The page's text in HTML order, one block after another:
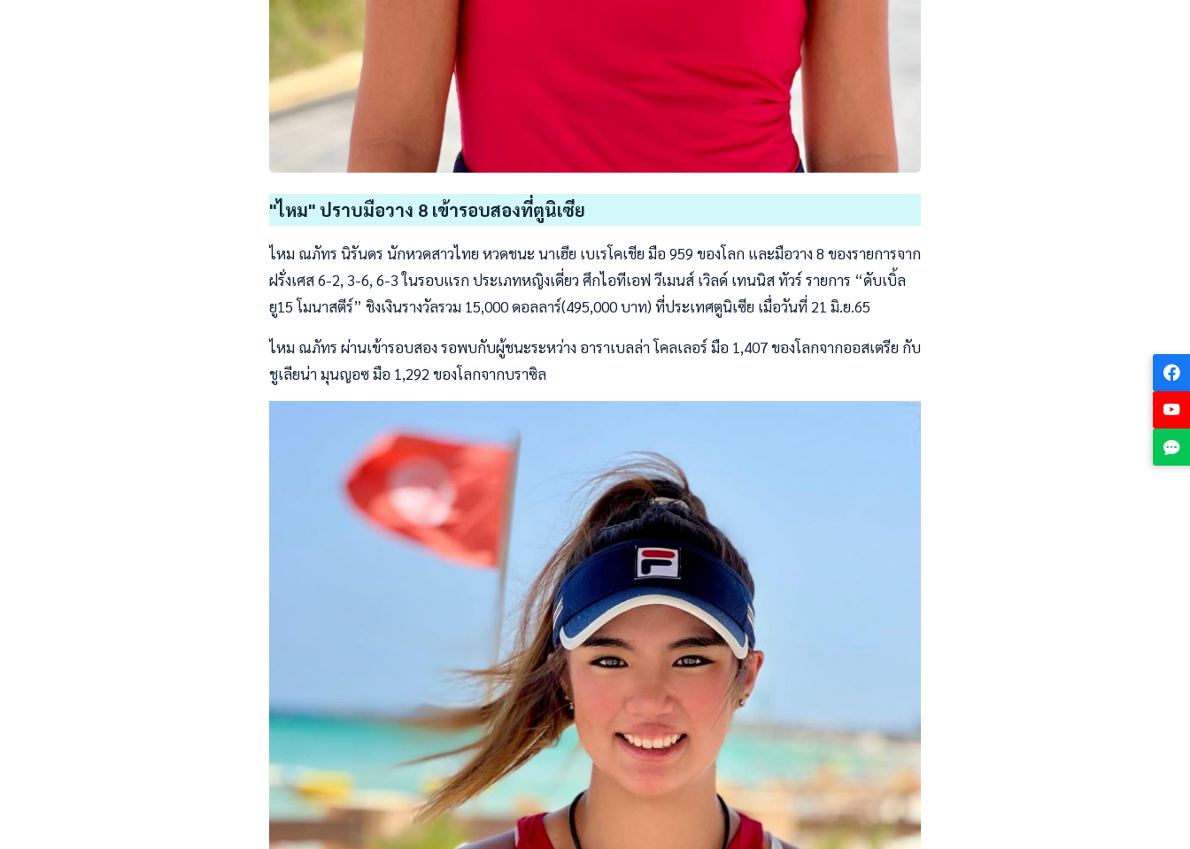
"ไหม" ปราบมือวาง 8 เข้ารอบสองที่ตูนิเซีย
ไหม ณภัทร นิรันดร นักหวดสาวไทย หวดชนะ นาเฮีย เบเรโคเชีย มือ 959 ของโลก และมือวาง 8 ของรายการจาก
ฝรั่งเศส 6-2, 3-6, 6-3 ในรอบแรก ประเภทหญิงเดี่ยว ศึกไอทีเอฟ วีเมนส์ เวิลด์ เทนนิส ทัวร์ รายการ “ดับเบิ้ล
ยู15 โมนาสตีร์” ชิงเงินรางวัลรวม 15,000 ดอลลาร์(495,000 บาท) ที่ประเทศตูนิเซีย เมื่อวันที่ 21 มิ.ย.65
ไหม ณภัทร ผ่านเข้ารอบสอง รอพบกับผู้ชนะระหว่าง อาราเบลล่า โคลเลอร์ มือ 1,407 ของโลกจากออสเตรีย กับ
ชูเลียน่า มุนญอซ มือ 1,292 ของโลกจากบราซิล